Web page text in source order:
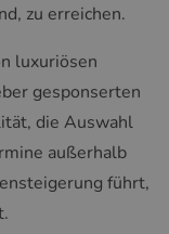
zu erreichen.
luxuriösen
gesponserten
die Auswahl
außerhalb
führt,